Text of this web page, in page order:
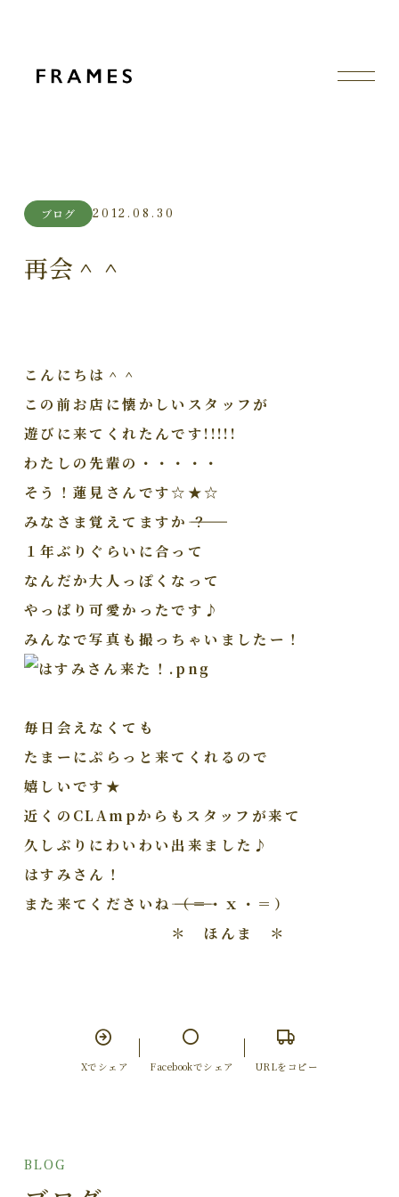
ブログ 2012.08.30
再会＾＾
こんにちは＾＾
この前お店に懐かしいスタッフが
遊びに来てくれたんです!!!!!
わたしの先輩の・・・・・
そう！蓮見さんです☆★☆
みなさま覚えてますか――――――？
１年ぶりぐらいに合って
なんだか大人っぽくなって
やっぱり可愛かったです♪
みんなで写真も撮っちゃいましたー！
毎日会えなくても
たまーにぷらっと来てくれるので
嬉しいです★
近くのCLAmpからもスタッフが来て
久しぶりにわいわい出来ました♪
はすみさん！
また来てくださいね――――――（＝・ｘ・＝）
＊ ほんま ＊
Xでシェア Facebookでシェア URLをコピー
BLOG